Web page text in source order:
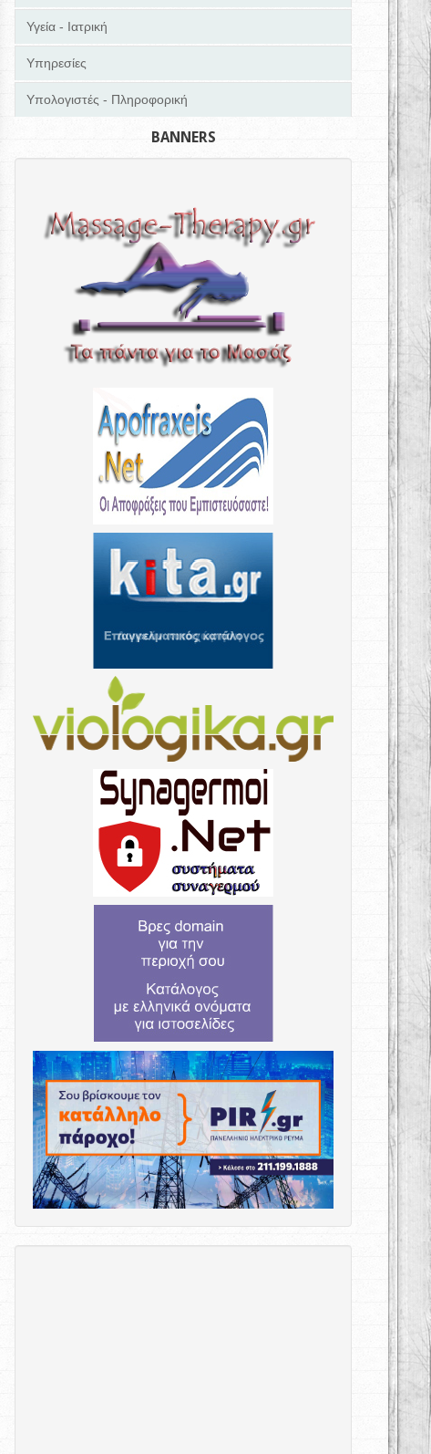
Υγεία - Ιατρική
Υπηρεσίες
Υπολογιστές - Πληροφορική
BANNERS